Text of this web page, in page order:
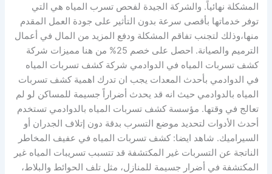
المشكلة نهائياً. والشركة الجيدة لفحص تسرب المياه هي التي
توفر خدماتها بأقصى سرعة بدون التأثير على جودة العمل المقدم
منها،وذلك لتجنب تفاقم المشكلة ودفع المزيد من المال في أعمال
الترميم والصيانة. احصل على خصم 25% من هنا مميزات شركة
كشف تسربات المياه في الدوادمي شركة كشف تسربات المياه
في الدوادمي بأحدث المعدات يجب ان تدرك اهمية كشف تسربات
المياه بالدوادمي حيث انه قد يحدث أضراراً جسيمة للمساكن لو لم
تعالج في وقتها. مؤسسة كشف تسربات المياه بالدوادمي تستخدم
أحدث الأدوات لتحديد موضع التسرب بدقة دون إتلاف الجدران أو
السيراميك. شاهد ايضا: كشف تسربات المياه في عفيف المخاطر
الناتجة عن التسربات غير المكتشفة قد تتسبب تسريبات المياه غير
المكتشفة في أضرار جسيمة للمنازل، مثل تلف الحوائط والبلاط،